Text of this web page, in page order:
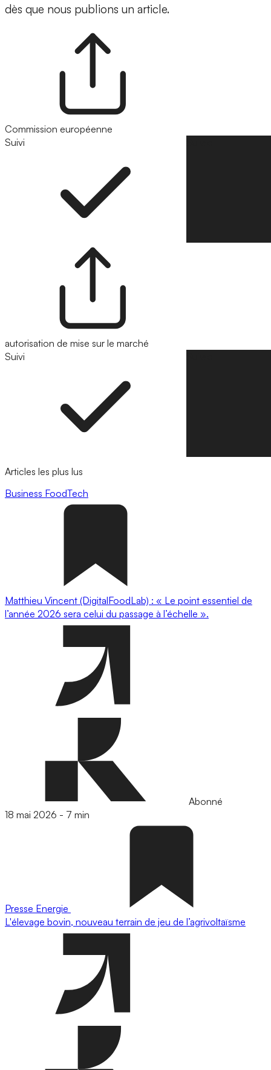
dès que nous publions un article.
Commission européenne
Suivi
autorisation de mise sur le marché
Suivi
Articles les plus lus
Business FoodTech
Matthieu Vincent (DigitalFoodLab) : « Le point essentiel de
l’année 2026 sera celui du passage à l’échelle ».
Abonné
18 mai 2026 - 7 min
Presse Energie
L'élevage bovin, nouveau terrain de jeu de l’agrivoltaïsme